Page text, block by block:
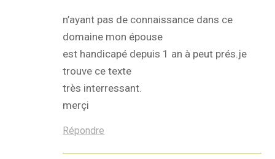
n’ayant pas de connaissance dans ce
domaine mon épouse
est handicapé depuis 1 an à peut prés.je
trouve ce texte
très interressant.
merçi
Répondre